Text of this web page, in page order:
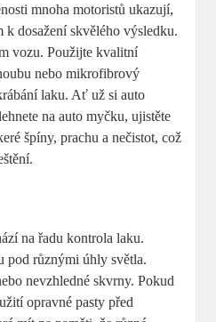
mnoha motoristů ukazují,
k dosažení skvělého výsledku.
vozu. Použijte kvalitní
nebo mikrofibrový
laku. Ať už si auto
na auto myčku, ujistěte
špíny, prachu a nečistot, což
na řadu kontrola laku.
pod různými úhly světla.
nevzhledné skvrny. Pokud
opravné pasty před